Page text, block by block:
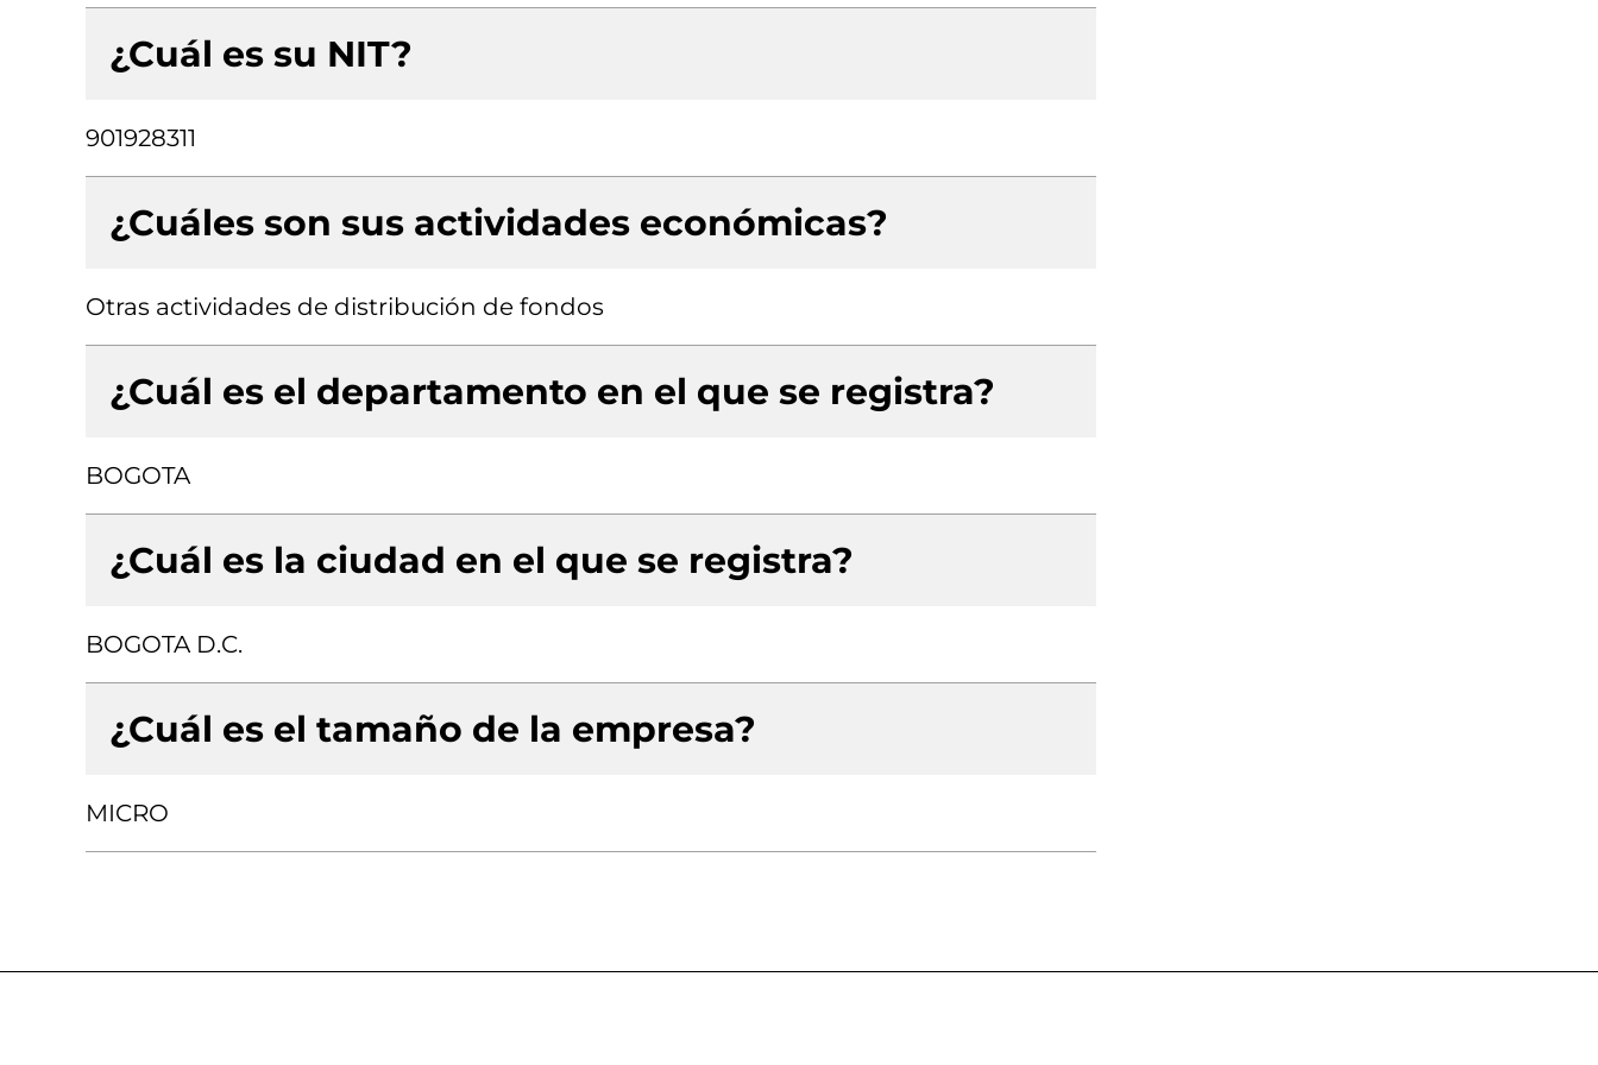
¿Cuál es su NIT?
901928311
¿Cuáles son sus actividades económicas?
Otras actividades de distribución de fondos
¿Cuál es el departamento en el que se registra?
BOGOTA
¿Cuál es la ciudad en el que se registra?
BOGOTA D.C.
¿Cuál es el tamaño de la empresa?
MICRO